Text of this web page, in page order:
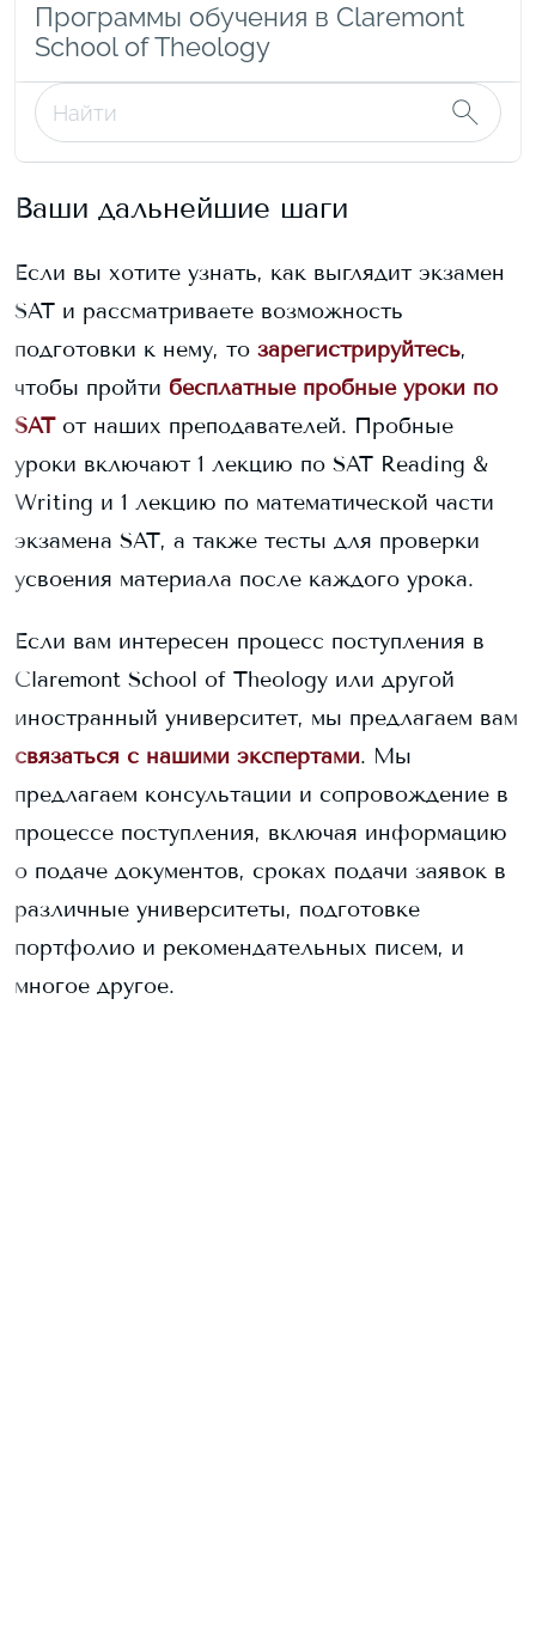
Программы обучения в Claremont
School of Theology
Ваши дальнейшие шаги
Если вы хотите узнать, как выглядит экзамен
SAT и рассматриваете возможность
подготовки к нему, то зарегистрируйтесь,
чтобы пройти бесплатные пробные уроки по
SAT от наших преподавателей. Пробные
уроки включают 1 лекцию по SAT Reading &
Writing и 1 лекцию по математической части
экзамена SAT, а также тесты для проверки
усвоения материала после каждого урока.
Если вам интересен процесс поступления в
Claremont School of Theology или другой
иностранный университет, мы предлагаем вам
связаться с нашими экспертами. Мы
предлагаем консультации и сопровождение в
процессе поступления, включая информацию
о подаче документов, сроках подачи заявок в
различные университеты, подготовке
портфолио и рекомендательных писем, и
многое другое.